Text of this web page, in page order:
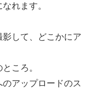
れます。
して、どこかにア
ころ。
アップロードのス